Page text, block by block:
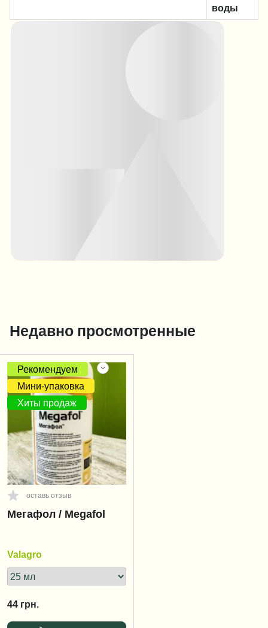
воды
Недавно просмотренные
Рекомендуем
Мини-упаковка
Хиты продаж
оставь отзыв
Мегафол / Megafol
Valagro
44 грн.